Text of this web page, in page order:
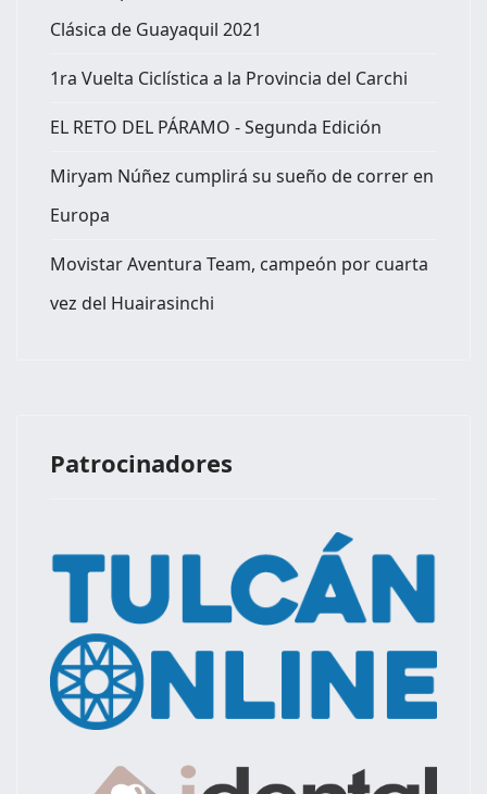
Clásica de Guayaquil 2021
1ra Vuelta Ciclística a la Provincia del Carchi
EL RETO DEL PÁRAMO - Segunda Edición
Miryam Núñez cumplirá su sueño de correr en
Europa
Movistar Aventura Team, campeón por cuarta
vez del Huairasinchi
Patrocinadores